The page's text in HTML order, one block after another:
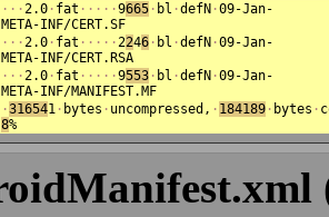
· · ·2.0 · fat · · · · ·9665 · bl ·defN ·09-Jan-
META-INF/CERT.SF
· · ·2.0 · fat · · · · ·2246 · bl ·defN ·09-Jan-
META-INF/CERT.RSA
· · ·2.0 · fat · · · · ·9553 · bl ·defN ·09-Jan-
META-INF/MANIFEST.MF
·316541 · bytes · uncompressed, · 184189 · bytes ·
8%